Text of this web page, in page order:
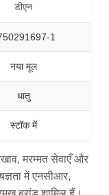
डीएन
1
नया मूल
धातु
स्टॉक में
मरम्मत सेवाएँ और
में एनसीआर,